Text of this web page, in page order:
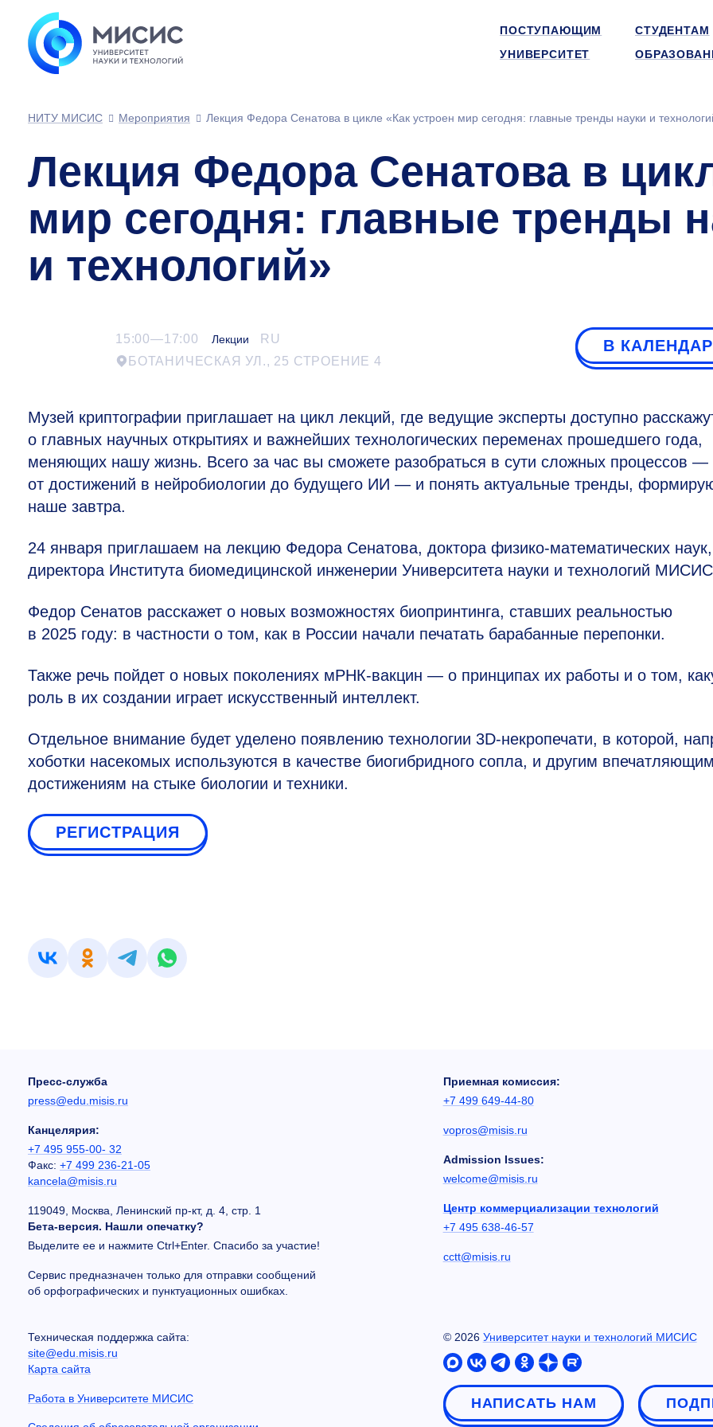
ПОСТУПАЮЩИМ СТУДЕНТАМ
УНИВЕРСИТЕТ
НИТУ МИСИС
Мероприятия Лекция Федора Сенатова в цикле «Как устроен мир сегодня: главные тренды науки и
Лекция Федора Сенатова в
мир сегодня: главные тренды
и технологий»
15:00—17:00 Лекции
RU
БОТАНИЧЕСКАЯ УЛ., 25 СТРОЕНИЕ 4
В
Музей криптографии приглашает на цикл лекций, где ведущие эксперты доступно
о главных научных открытиях и важнейших технологических переменах прошедшего года,
меняющих нашу жизнь. Всего за час вы сможете разобраться в сути сложных процессов —
от достижений в нейробиологии до будущего ИИ — и понять актуальные тренды,
наше завтра.
24 января приглашаем на лекцию Федора Сенатова, доктора физико-математических наук,
директора Института биомедицинской инженерии Университета науки и технологий
Федор Сенатов расскажет о новых возможностях биопринтинга, ставших реальностью
в 2025 году: в частности о том, как в России начали печатать барабанные перепонки.
Также речь пойдет о новых поколениях мРНК-вакцин — о принципах их работы и о том,
роль в их создании играет искусственный интеллект.
Отдельное внимание будет уделено появлению технологии 3D-некропечати, в которой,
хоботки насекомых используются в качестве биогибридного сопла, и другим впечатляющим
достижениям на стыке биологии и техники.
РЕГИСТРАЦИЯ
Пресс-служба
press@edu.misis.ru
Канцелярия:
+7 495 955-00- 32
Факс: +7 499 236-21-05
kancela@misis.ru
119049, Москва, Ленинский пр-кт, д. 4, стр. 1
Бета-версия. Нашли опечатку?
Выделите ее и нажмите Ctrl+Enter. Спасибо за участие!
Сервис предназначен только для отправки сообщений
об орфографических и пунктуационных ошибках.
Приемная комиссия:
+7 499 649-44-80
vopros@misis.ru
Admission Issues:
welcome@misis.ru
Центр коммерциализации технологий
+7 495 638-46-57
cctt@misis.ru
Техническая поддержка сайта:
site@edu.misis.ru
Карта сайта
Работа в Университете МИСИС
© 2026 Университет науки и технологий МИСИС
НАПИСАТЬ НАМ